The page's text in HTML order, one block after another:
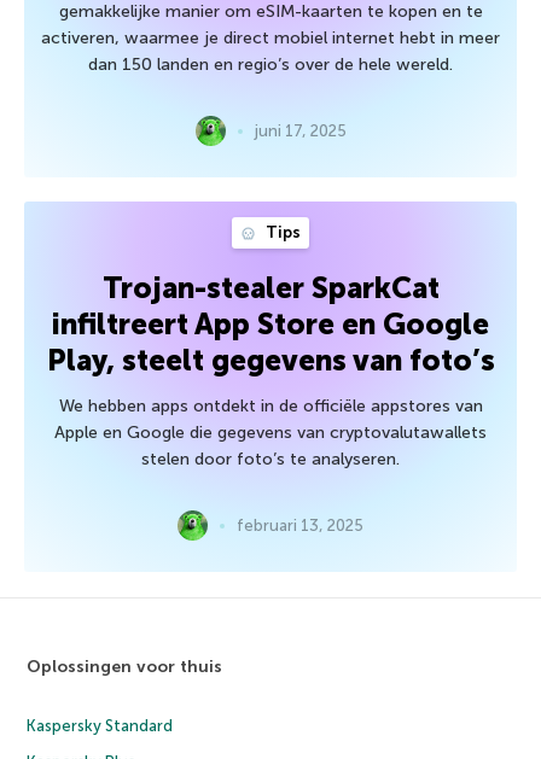
gemakkelijke manier om eSIM-kaarten te kopen en te
activeren, waarmee je direct mobiel internet hebt in meer
dan 150 landen en regio’s over de hele wereld.
juni 17, 2025
Tips
Trojan-stealer SparkCat
infiltreert App Store en Google
Play, steelt gegevens van foto’s
We hebben apps ontdekt in de officiële appstores van
Apple en Google die gegevens van cryptovalutawallets
stelen door foto’s te analyseren.
februari 13, 2025
Oplossingen voor thuis
Kaspersky Standard